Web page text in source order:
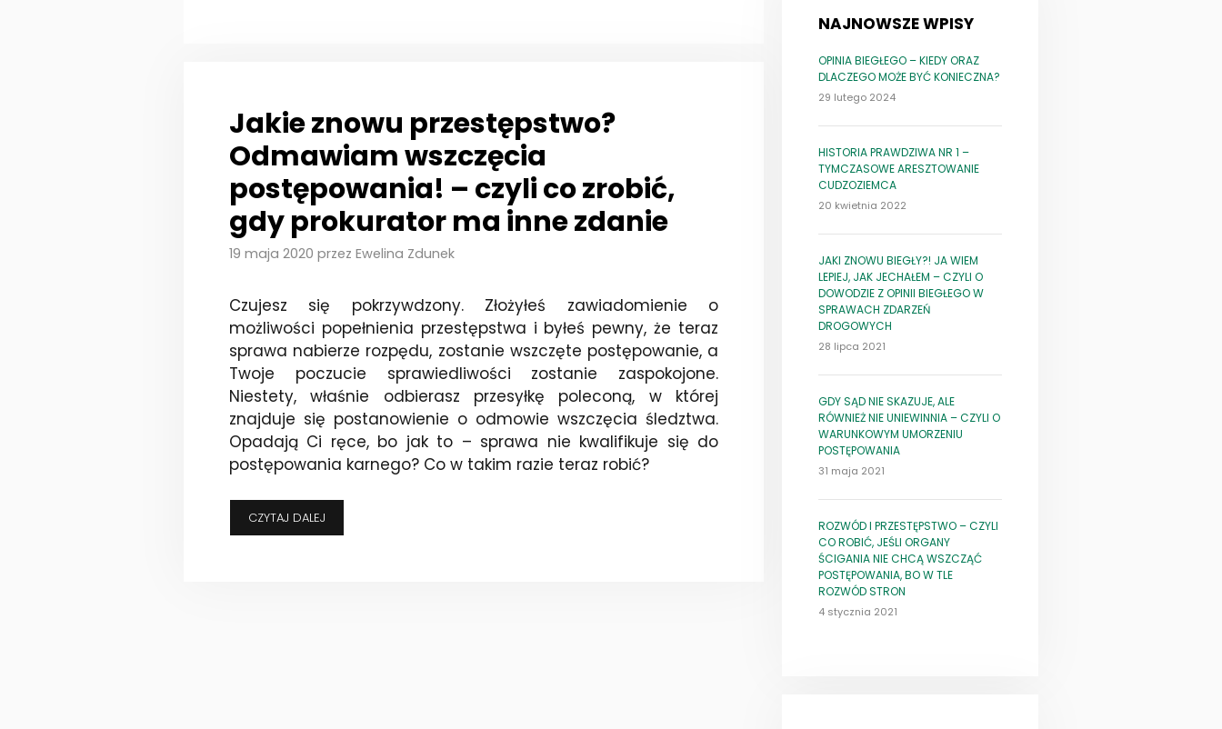
Jakie znowu przestępstwo?
Odmawiam wszczęcia
postępowania! – czyli co zrobić,
gdy prokurator ma inne zdanie
19 maja 2020 przez Ewelina Zdunek
Czujesz się pokrzywdzony. Złożyłeś zawiadomienie o
możliwości popełnienia przestępstwa i byłeś pewny, że teraz
sprawa nabierze rozpędu, zostanie wszczęte postępowanie, a
Twoje poczucie sprawiedliwości zostanie zaspokojone.
Niestety, właśnie odbierasz przesyłkę poleconą, w której
znajduje się postanowienie o odmowie wszczęcia śledztwa.
Opadają Ci ręce, bo jak to – sprawa nie kwalifikuje się do
postępowania karnego? Co w takim razie teraz robić?
CZYTAJ DALEJ
ZNOWU
NAJNOWSZE WPISY
OPINIA BIEGŁEGO – KIEDY ORAZ
DLACZEGO MOŻE BYĆ KONIECZNA?
29 lutego 2024
HISTORIA PRAWDZIWA NR 1 –
TYMCZASOWE ARESZTOWANIE
CUDZOZIEMCA
20 kwietnia 2022
JAKI ZNOWU BIEGŁY?! JA WIEM
LEPIEJ, JAK JECHAŁEM – CZYLI O
DOWODZIE Z OPINII BIEGŁEGO W
SPRAWACH ZDARZEŃ
DROGOWYCH
28 lipca 2021
GDY SĄD NIE SKAZUJE, ALE
RÓWNIEŻ NIE UNIEWINNIA – CZYLI O
WARUNKOWYM UMORZENIU
POSTĘPOWANIA
31 maja 2021
ROZWÓD I PRZESTĘPSTWO – CZYLI
CO ROBIĆ, JEŚLI ORGANY
ŚCIGANIA NIE CHCĄ WSZCZĄĆ
POSTĘPOWANIA, BO W TLE
ROZWÓD STRON
4 stycznia 2021